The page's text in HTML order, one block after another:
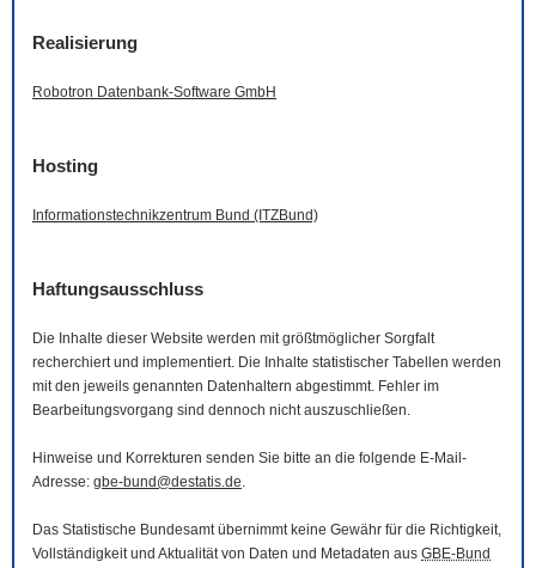
Realisierung
Robotron Datenbank-Software GmbH
Hosting
Informationstechnikzentrum Bund (ITZBund)
Haftungsausschluss
Die Inhalte dieser Website werden mit größtmöglicher Sorgfalt
recherchiert und implementiert. Die Inhalte statistischer Tabellen werden
mit den jeweils genannten Datenhaltern abgestimmt. Fehler im
Bearbeitungsvorgang sind dennoch nicht auszuschließen.
Hinweise und Korrekturen senden Sie bitte an die folgende E-Mail -
Adresse: gbe-bund@destatis.de.
Das Statistische Bundesamt übernimmt keine Gewähr für die Richtigkeit,
Vollständigkeit und Aktualität von Daten und Metadaten aus GBE-Bund